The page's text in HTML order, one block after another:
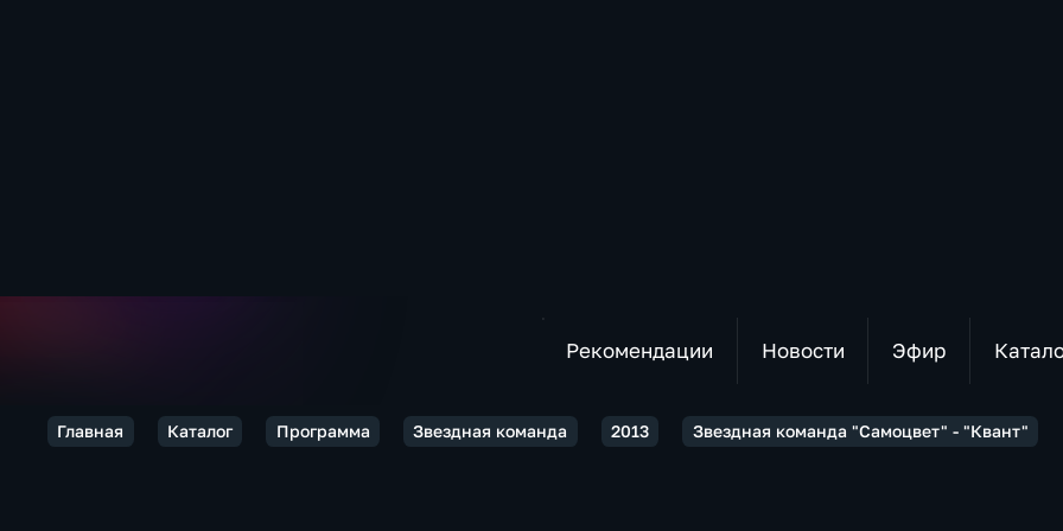
Рекомендации Новости Эфир
Главная Каталог Программа Звездная команда 2013 Звездная команда "Самоцвет" - "Квант"